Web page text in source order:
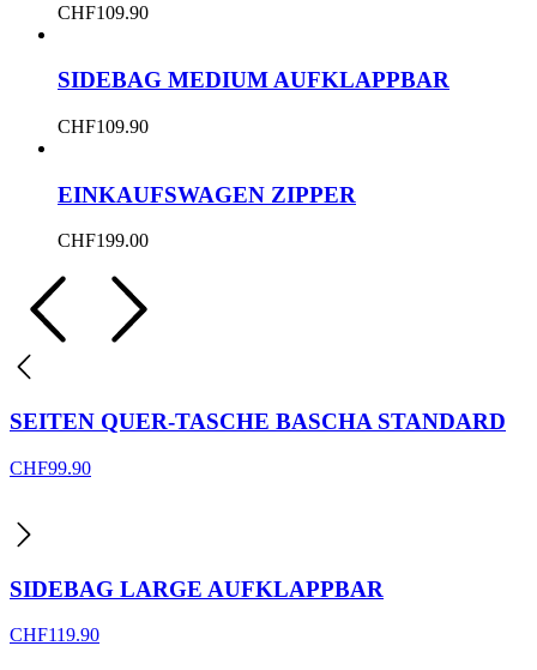
CHF109.90
SIDEBAG MEDIUM AUFKLAPPBAR
CHF109.90
EINKAUFSWAGEN ZIPPER
CHF199.00
SEITEN QUER-TASCHE BASCHA STANDARD
CHF99.90
SIDEBAG LARGE AUFKLAPPBAR
CHF119.90